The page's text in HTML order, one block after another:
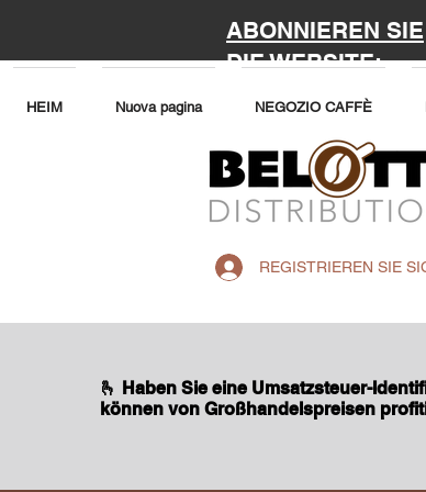
ABONNIEREN SIE
DIE WEBSITE:
HEIM Nuova pagina NEGOZIO CAFFÈ
REGISTRIEREN SIE
🫰 Haben Sie eine Umsatzsteuer-
können von Großhandelspreisen